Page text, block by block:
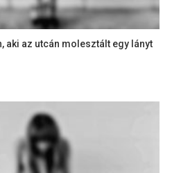
aki az utcán molesztált egy lányt